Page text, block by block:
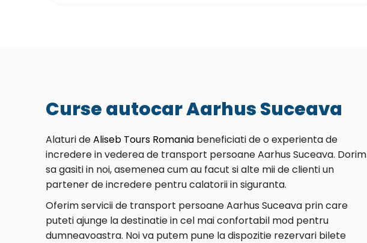
Curse autocar Aarhus Suceava
Alaturi deAliseb Tours Romania beneficiati de o experienta de
incredere in vederea de transport persoane Aarhus Suceava. Dorim
sa gasiti in noi, asemenea cum au facut si alte mii de clienti un
partener de incredere pentru calatorii in siguranta.
Oferim servicii de transport persoane Aarhus Suceava prin care
puteti ajunge la destinatie in cel mai confortabil mod pentru
dumneavoastra. Noi va putem pune la dispozitie rezervari bilete